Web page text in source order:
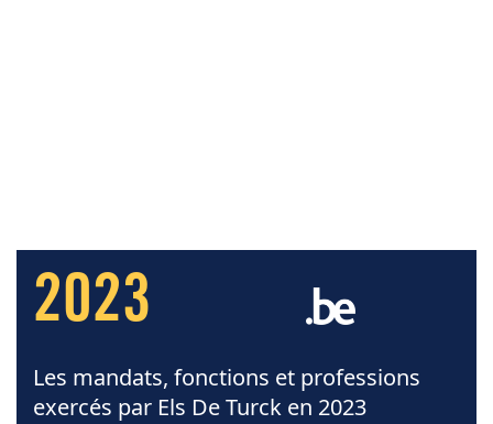
2023
Les mandats, fonctions et professions
exercés par Els De Turck en 2023